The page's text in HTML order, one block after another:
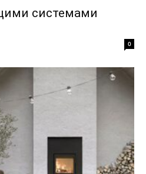
системами
0